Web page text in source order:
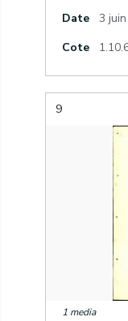
Date
3
Cote
9
1 media